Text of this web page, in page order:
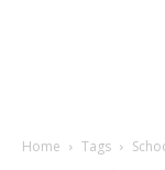
Home Tags